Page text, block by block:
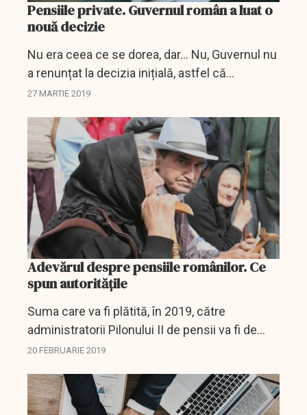
Pensiile private. Guvernul român a luat o
nouă decizie
Nu era ceea ce se dorea, dar... Nu, Guvernul nu
a renunțat la decizia inițială, astfel că
administratorii pensiilor private vor trebui să își
pentru a...
27 MARTIE 2019
Adevărul despre pensiile românilor. Ce
spun autoritățile
Suma care va fi plătită, în 2019, către
administratorii Pilonului II de pensii va fi de
8,65 miliarde de lei, în creştere de la 7,71
semn că nu...
20 FEBRUARIE 2019